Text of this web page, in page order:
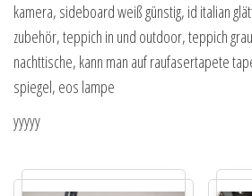
kamera, sideboard weiß günstig, id italian
zubehör, teppich in und outdoor, teppich
nachttische, kann man auf raufasertapete
spiegel, eos lampe
yyyyy